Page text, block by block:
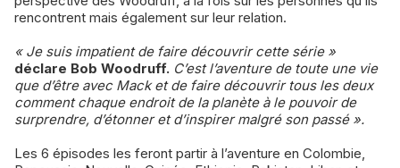
rencontrent mais également sur leur relation.
« Je suis impatient de faire découvrir cette série »
déclare Bob Woodruff. C’est l’aventure de toute une vie
que d’être avec Mack et de faire découvrir tous les deux
comment chaque endroit de la planète à le pouvoir de
surprendre, d’étonner et d’inspirer malgré son passé ».
Les 6 épisodes les feront partir à l’aventure en Colombie,